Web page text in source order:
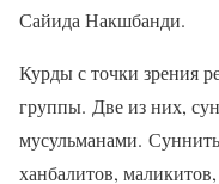
Сайида Накшбанди.
Курды с точки зрения
группы. Две из них,
мусульманами.
ханбалитов,